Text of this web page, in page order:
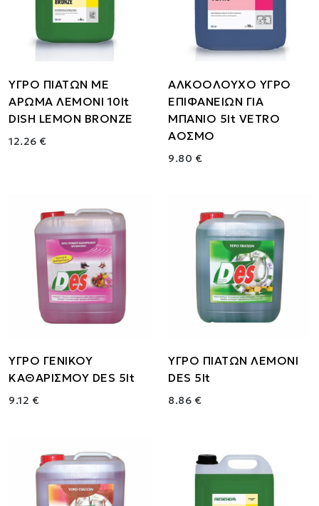
ΥΓΡΟ ΠΙΑΤΩΝ ΜΕ
ΑΡΩΜΑ ΛΕΜΟΝΙ 10lt
DISH LEMON BRONZE
12.26 €
ΑΛΚΟΟΛΟΥΧΟ ΥΓΡΟ
ΕΠΙΦΑΝΕΙΩΝ ΓΙΑ
ΜΠΑΝΙΟ 5lt VETRO
ΑΟΣΜΟ
9.80 €
ΥΓΡΟ ΓΕΝΙΚΟΥ
ΚΑΘΑΡΙΣΜΟΥ DES 5lt
9.12 €
ΥΓΡΟ ΠΙΑΤΩΝ ΛΕΜΟΝΙ
DES 5lt
8.86 €